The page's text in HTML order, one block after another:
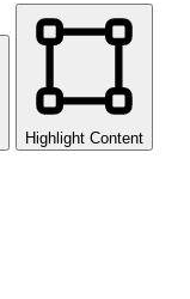
Highlight Content